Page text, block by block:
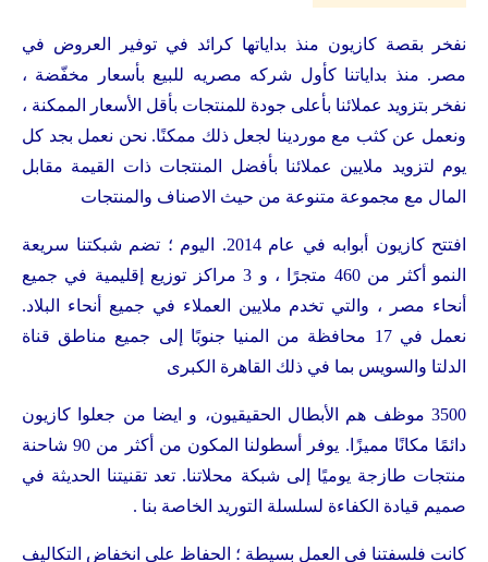
نفخر بقصة كازيون منذ بداياتها كرائد في توفير العروض في
مصر. منذ بداياتنا كأول شركه مصريه للبيع بأسعار مخفّضة ،
نفخر بتزويد عملائنا بأعلى جودة للمنتجات بأقل الأسعار الممكنة ،
ونعمل عن كثب مع موردينا لجعل ذلك ممكنًا. نحن نعمل بجد كل
يوم لتزويد ملايين عملائنا بأفضل المنتجات ذات القيمة مقابل
المال مع مجموعة متنوعة من حيث الاصناف والمنتجات
افتتح كازيون أبوابه في عام 2014. اليوم ؛ تضم شبكتنا سريعة
النمو أكثر من 460 متجرًا ، و 3 مراكز توزيع إقليمية في جميع
أنحاء مصر ، والتي تخدم ملايين العملاء في جميع أنحاء البلاد.
نعمل في 17 محافظة من المنيا جنوبًا إلى جميع مناطق قناة
الدلتا والسويس بما في ذلك القاهرة الكبرى
3500 موظف هم الأبطال الحقيقيون، و ايضا من جعلوا كازيون
دائمًا مكانًا مميزًا. يوفر أسطولنا المكون من أكثر من 90 شاحنة
منتجات طازجة يوميًا إلى شبكة محلاتنا. تعد تقنيتنا الحديثة في
صميم قيادة الكفاءة لسلسلة التوريد الخاصة بنا .
كانت فلسفتنا في العمل بسيطة ؛ الحفاظ على انخفاض التكاليف